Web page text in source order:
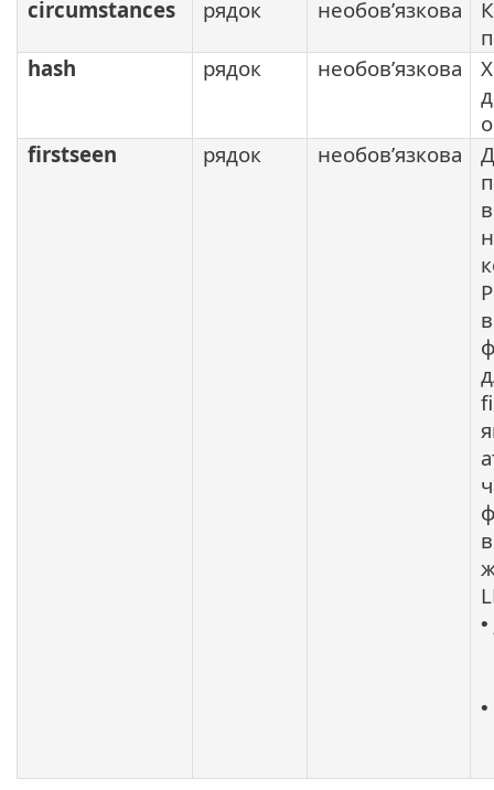
circumstances рядок необов’язкова
hash
рядок необов’язкова
firstseen
рядок необов’язкова
•
•